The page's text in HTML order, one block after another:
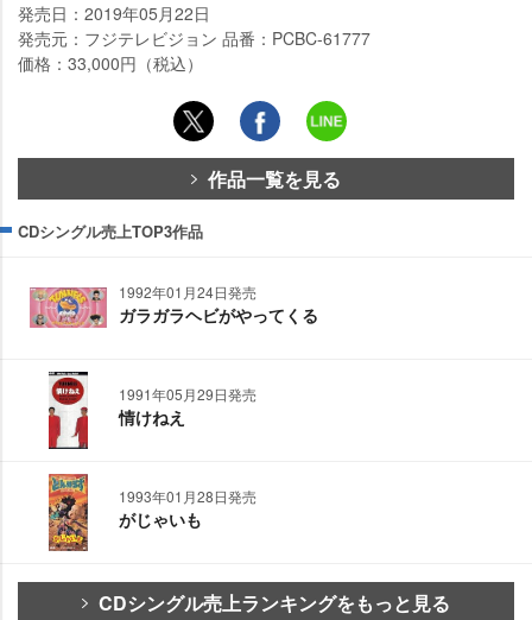
発売日：2019年05月22日
発売元：フジテレビジョン 品番：PCBC-61777
価格：33,000円（税込）
作品一覧を見る
CDシングル売上TOP3作品
1992年01月24日発売
ガラガラヘビがやってくる
1991年05月29日発売
情けねえ
1993年01月28日発売
がじゃいも
CDシングル売上ランキングをもっと見る